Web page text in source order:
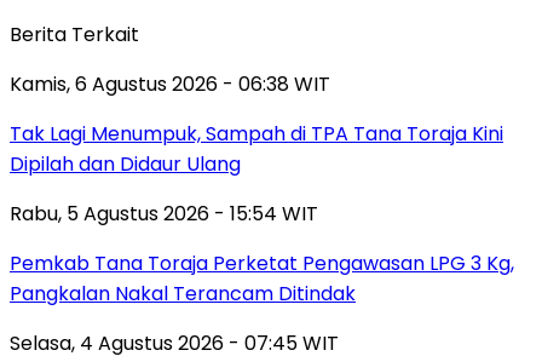
Berita Terkait
Kamis, 6 Agustus 2026 - 06:38 WIT
Tak Lagi Menumpuk, Sampah di TPA Tana Toraja Kini
Dipilah dan Didaur Ulang
Rabu, 5 Agustus 2026 - 15:54 WIT
Pemkab Tana Toraja Perketat Pengawasan LPG 3 Kg,
Pangkalan Nakal Terancam Ditindak
Selasa, 4 Agustus 2026 - 07:45 WIT